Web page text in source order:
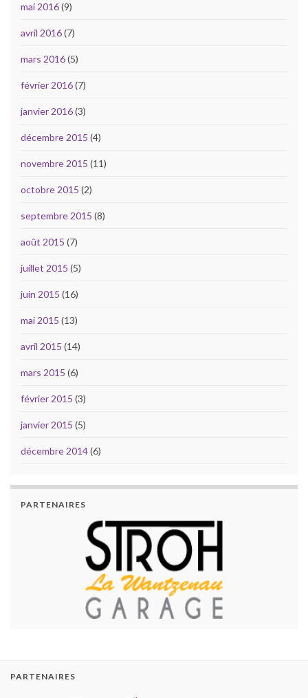
mai 2016(9)
avril 2016(7)
mars 2016(5)
février 2016(7)
janvier 2016(3)
décembre 2015 (4)
novembre 2015 (11)
octobre 2015 (2)
septembre 2015 (8)
août 2015 (7)
juillet 2015 (5)
juin 2015 (16)
mai 2015 (13)
avril 2015 (14)
mars 2015 (6)
février 2015 (3)
janvier 2015 (5)
décembre 2014(6)
PARTENAIRES